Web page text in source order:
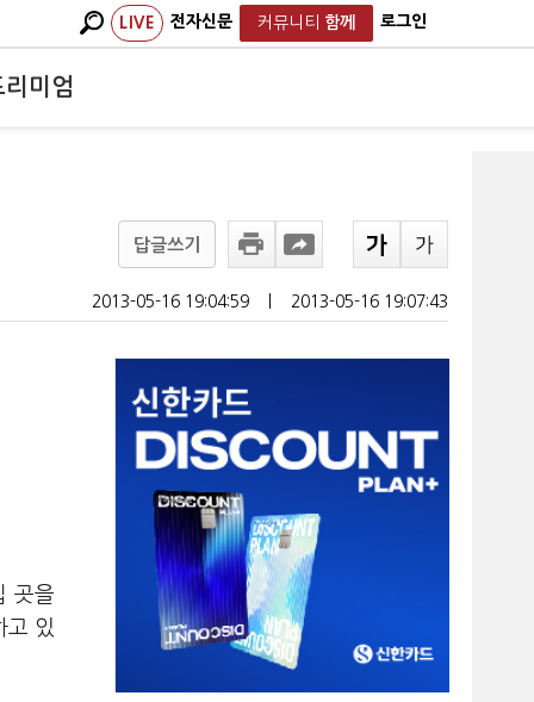
LIVE 전자신문 커뮤니티 함께 로그인
리미엄
답글쓰기
2013-05-16 19:04:59 2013-05-16 19:07:43
곳을
고 있